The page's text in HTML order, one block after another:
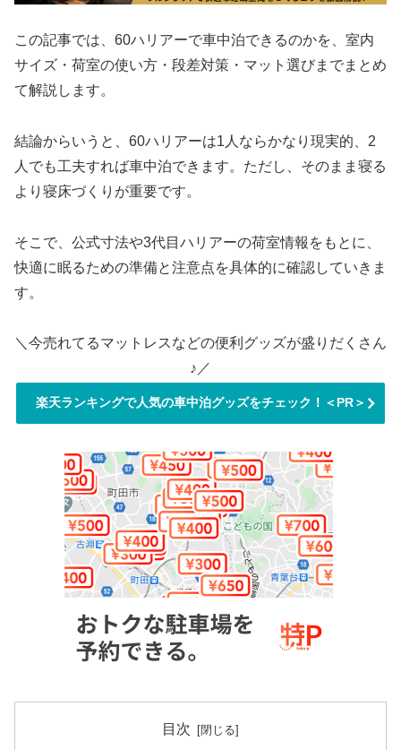
この記事では、60ハリアーで車中泊できるのかを、室内
サイズ・荷室の使い方・段差対策・マット選びまでまとめ
て解説します。
結論からいうと、60ハリアーは1人ならかなり現実的、2
人でも工夫すれば車中泊できます。ただし、そのまま寝る
より寝床づくりが重要です。
そこで、公式寸法や3代目ハリアーの荷室情報をもとに、
快適に眠るための準備と注意点を具体的に確認していきま
す。
＼今売れてるマットレスなどの便利グッズが盛りだくさん
♪／
楽天ランキングで人気の車中泊グッズをチェック！＜PR＞
目次